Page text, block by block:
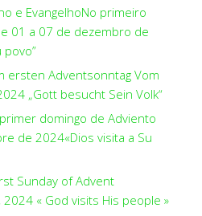
e EvangelhoNo primeiro
01 a 07 de dezembro de
povo”
ersten Adventsonntag Vom
„Gott besucht Sein Volk“
primer domingo de Adviento
de 2024«Dios visita a Su
Sunday of Advent
« God visits His people »